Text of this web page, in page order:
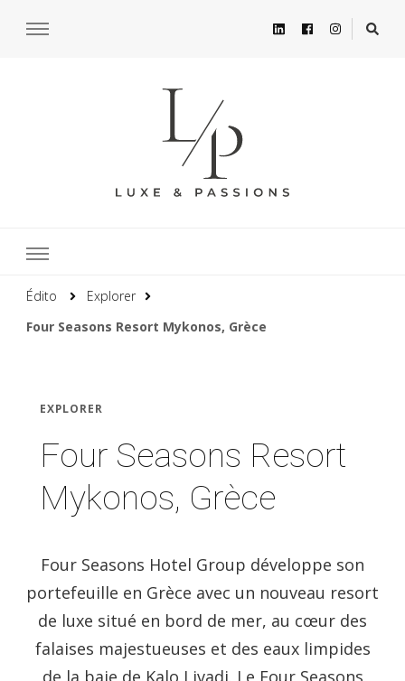
Édito
Explorer
Four Seasons Resort Mykonos, Grèce
EXPLORER
Four Seasons Resort
Mykonos, Grèce
Four Seasons Hotel Group développe son
portefeuille en Grèce avec un nouveau resort
de luxe situé en bord de mer, au cœur des
falaises majestueuses et des eaux limpides
de la baie de Kalo Livadi. Le Four Seasons